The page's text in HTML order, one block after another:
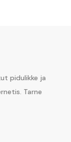
pidulikke ja
Tarne